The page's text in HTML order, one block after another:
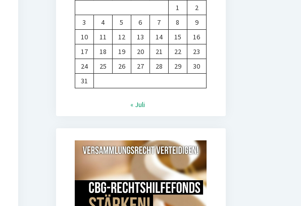
1
2
3
4 5 6 7 8
9
10
11 12 13 14 15
16
17
18 19 20 21 22
23
24
25 26 27 28 29
30
31
« Juli